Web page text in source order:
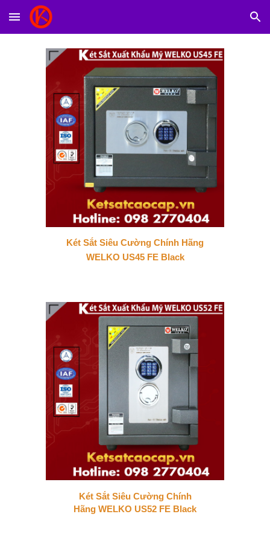
Skip to main content Skip to navigation
Két Sắt Siêu Cường Chính Hãng
WELKO US45 FE Black
Két Sắt Siêu Cường Chính
Hãng WELKO US52 FE Black